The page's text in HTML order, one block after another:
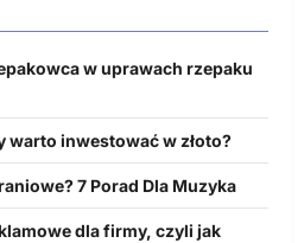
w uprawach rzepaku
warto inwestować w złoto?
7 Porad Dla Muzyka
dla firmy, czyli jak